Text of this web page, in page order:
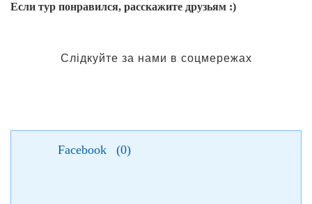
Если тур понравился, расскажите друзьям :)
Слідкуйте за нами в соцмережах
Facebook (0)